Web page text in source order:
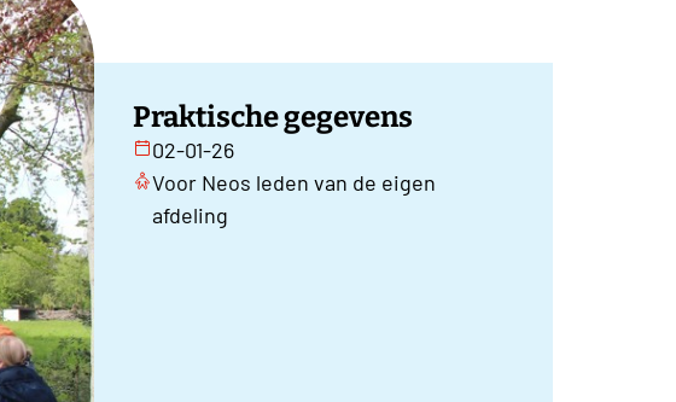
Praktische gegevens
02-01-26
Voor Neos leden van de eigen
afdeling